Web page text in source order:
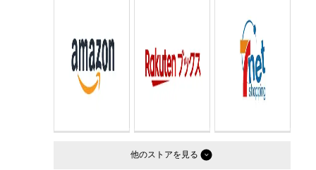
Cコード：
判型： 新書判
他のストア